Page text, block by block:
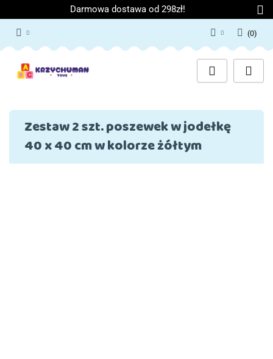
Darmowa dostawa od 298zł!
Zaloguj się
Załóż konto
Zgody cookies
(0)
Zestaw 2 szt. poszewek w jodełkę
40 x 40 cm w kolorze żółtym